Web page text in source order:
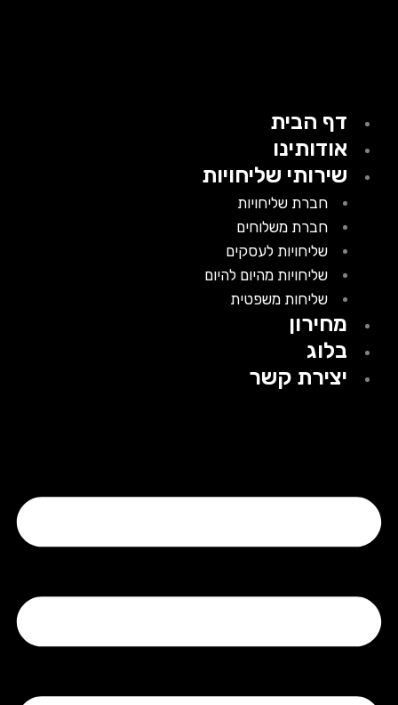
דף הבית
אודותינו
שירותי שליחויות
חברת שליחויות
חברת משלוחים
שליחויות לעסקים
שליחויות מהיום להיום
שליחות משפטית
מחירון
בלוג
יצירת קשר